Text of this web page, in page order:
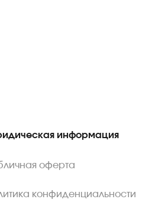
информация
оферта
конфиденциальности